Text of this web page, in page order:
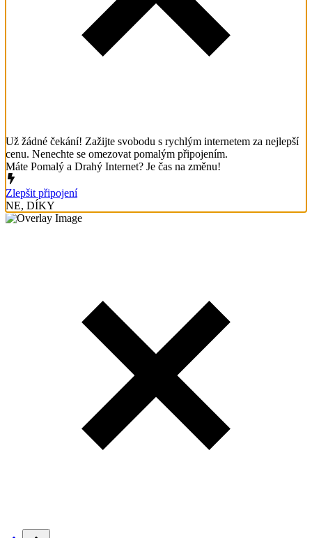
Už žádné čekání! Zažijte svobodu s rychlým internetem za nejlepší
cenu. Nenechte se omezovat pomalým připojením.
Máte Pomalý a Drahý Internet? Je čas na změnu!
Zlepšit připojení
NE, DÍKY